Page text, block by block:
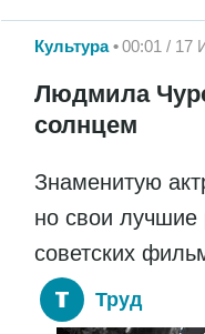
Культура 00:01 / 17
Людмила
солнцем
Знаменитую
но свои лучшие
советских
Труд